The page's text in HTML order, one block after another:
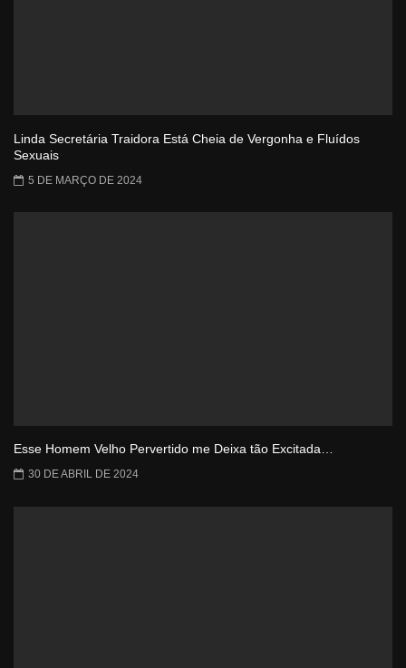
Linda Secretária Traidora Está Cheia de Vergonha e Fluídos
Sexuais
5 DE MARÇO DE 2024
Esse Homem Velho Pervertido me Deixa tão Excitada…
30 DE ABRIL DE 2024